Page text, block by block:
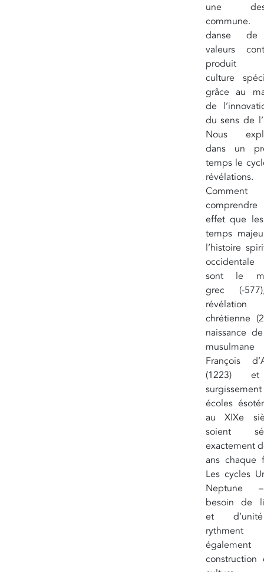
une
danse
valeurs
produit
culture
grâce au
de
du sens de
Nous
dans un
temps le
révélations.
Comment
effet que
temps
l’histoire
sont le
grec (-
révélation
chrétienne
naissance
musulmane
François
(1223)
écoles
au XIXe
soient
exactement
ans chaque
Les cycles
Neptune
besoin de
et
rythment